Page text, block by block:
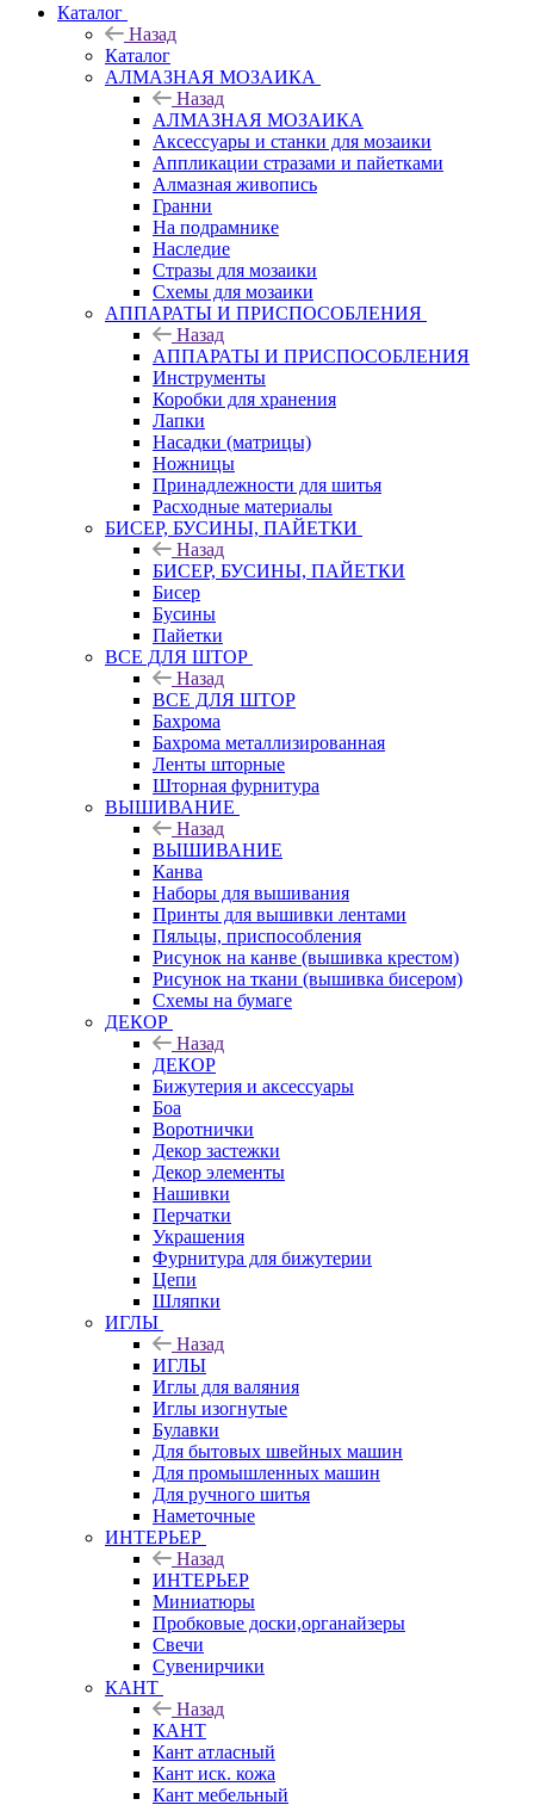
Каталог
Назад
Каталог
АЛМАЗНАЯ МОЗАИКА
Назад
АЛМАЗНАЯ МОЗАИКА
Аксессуары и станки для мозаики
Аппликации стразами и пайетками
Алмазная живопись
Гранни
На подрамнике
Наследие
Стразы для мозаики
Схемы для мозаики
АППАРАТЫ И ПРИСПОСОБЛЕНИЯ
Назад
АППАРАТЫ И ПРИСПОСОБЛЕНИЯ
Инструменты
Коробки для хранения
Лапки
Насадки (матрицы)
Ножницы
Принадлежности для шитья
Расходные материалы
БИСЕР, БУСИНЫ, ПАЙЕТКИ
Назад
БИСЕР, БУСИНЫ, ПАЙЕТКИ
Бисер
Бусины
Пайетки
ВСЕ ДЛЯ ШТОР
Назад
ВСЕ ДЛЯ ШТОР
Бахрома
Бахрома металлизированная
Ленты шторные
Шторная фурнитура
ВЫШИВАНИЕ
Назад
ВЫШИВАНИЕ
Канва
Наборы для вышивания
Принты для вышивки лентами
Пяльцы, приспособления
Рисунок на канве (вышивка крестом)
Рисунок на ткани (вышивка бисером)
Схемы на бумаге
ДЕКОР
Назад
ДЕКОР
Бижутерия и аксессуары
Боа
Воротнички
Декор застежки
Декор элементы
Нашивки
Перчатки
Украшения
Фурнитура для бижутерии
Цепи
Шляпки
ИГЛЫ
Назад
ИГЛЫ
Иглы для валяния
Иглы изогнутые
Булавки
Для бытовых швейных машин
Для промышленных машин
Для ручного шитья
Наметочные
ИНТЕРЬЕР
Назад
ИНТЕРЬЕР
Миниатюры
Пробковые доски,органайзеры
Свечи
Сувенирчики
КАНТ
Назад
КАНТ
Кант атласный
Кант иск. кожа
Кант мебельный